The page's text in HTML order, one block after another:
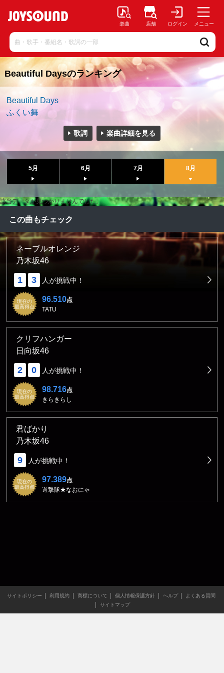
楽曲 店舗 ログイン メニュー
Beautiful Daysのランキング
Beautiful Days
ふくい舞
歌詞 楽曲詳細を見る
5月 6月 7月 8月
該当データが見つかりませんでした。
この曲もチェック
ネーブルオレンジ
乃木坂46
1 3 人が挑戦中！
現在の
最高得点
96.510点
TATU
クリフハンガー
日向坂46
2 0 人が挑戦中！
現在の
最高得点
98.716点
きらきらし
君ばかり
乃木坂46
9 人が挑戦中！
現在の
最高得点
97.389点
遊撃隊★なおにゃ
サイトポリシー 利用規約 商標について 個人情報保護方針 ヘルプ
よくある質問
サイトマップ